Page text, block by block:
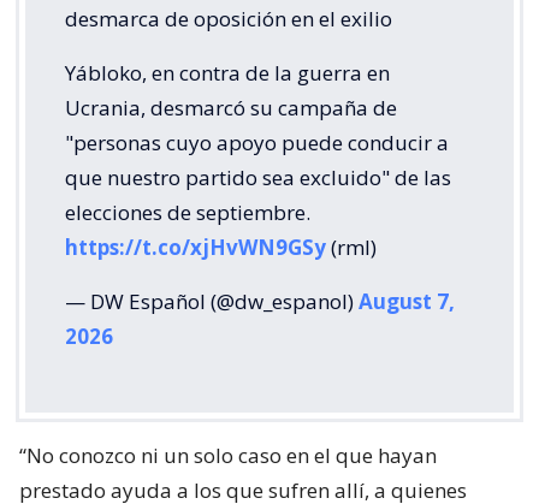
desmarca de oposición en el exilio
Yábloko, en contra de la guerra en
Ucrania, desmarcó su campaña de
"personas cuyo apoyo puede conducir a
que nuestro partido sea excluido" de las
elecciones de septiembre.
https://t.co/xjHvWN9GSy(rml)
— DW Español (@dw_espanol)August 7,
2026
“No conozco ni un solo caso en el que hayan
prestado ayuda a los que sufren allí, a quienes